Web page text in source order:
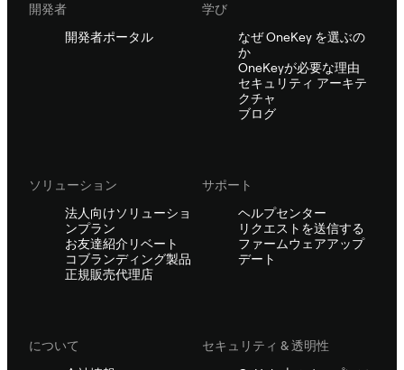
開発者
開発者ポータル
学び
なぜ OneKey を選ぶの
か
OneKeyが必要な理由
セキュリティ アーキテ
クチャ
ブログ
ソリューション
法人向けソリューショ
ンプラン
お友達紹介リベート
コブランディング製品
正規販売代理店
サポート
ヘルプセンター
リクエストを送信する
ファームウェアアップ
デート
について
セキュリティ & 透明性